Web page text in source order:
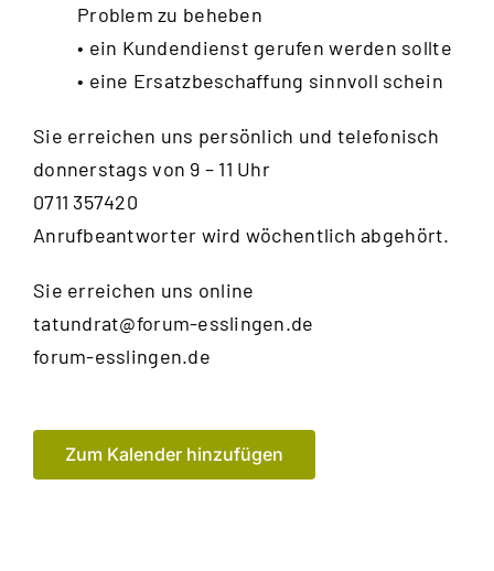
Problem zu beheben
• ein Kundendienst gerufen werden sollte
• eine Ersatzbeschaffung sinnvoll schein
Sie erreichen uns persönlich und telefonisch
donnerstags von 9 – 11 Uhr
0711 357420
Anrufbeantworter wird wöchentlich abgehört.
Sie erreichen uns online
tatundrat@forum-esslingen.de
forum-esslingen.de
Zum Kalender hinzufügen